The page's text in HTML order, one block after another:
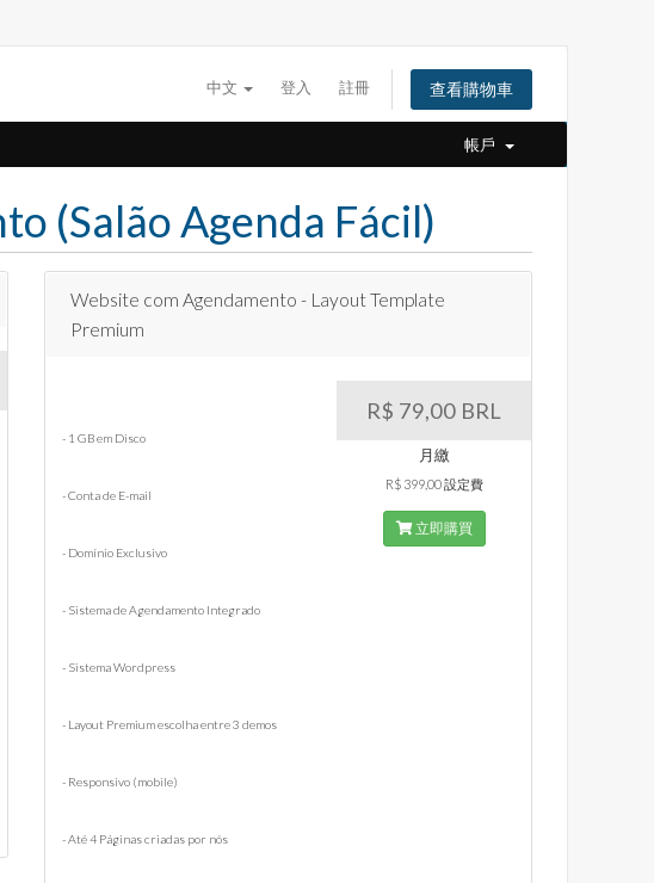
中文 登入 註冊 查看購物車
帳戶
(Salão Agenda Fácil)
Website com Agendamento - Layout Template
Premium
- 1 GB em Disco
- Conta de E-mail
- Domínio Exclusivo
- Sistema de Agendamento Integrado
- Sistema Wordpress
- Layout Premium escolha entre 3 demos
- Responsivo (mobile)
- Até 4 Páginas criadas por nós
R$ 79,00 BRL
月繳
R$ 399,00 設定費
立即購買